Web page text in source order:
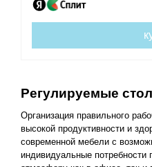
Регулируемые
Организация правильного
высокой продуктивности и
современной мебели с
индивидуальные потребности